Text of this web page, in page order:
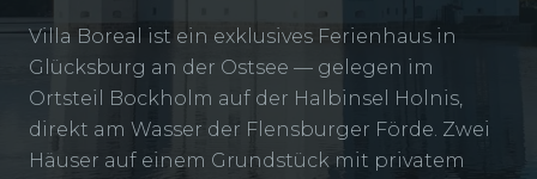
Villa Boreal ist ein exklusives Ferienhaus in
Glücksburg an der Ostsee — gelegen im
Ortsteil Bockholm auf der Halbinsel Holnis,
direkt am Wasser der Flensburger Förde. Zwei
Häuser auf einem Grundstück mit privatem